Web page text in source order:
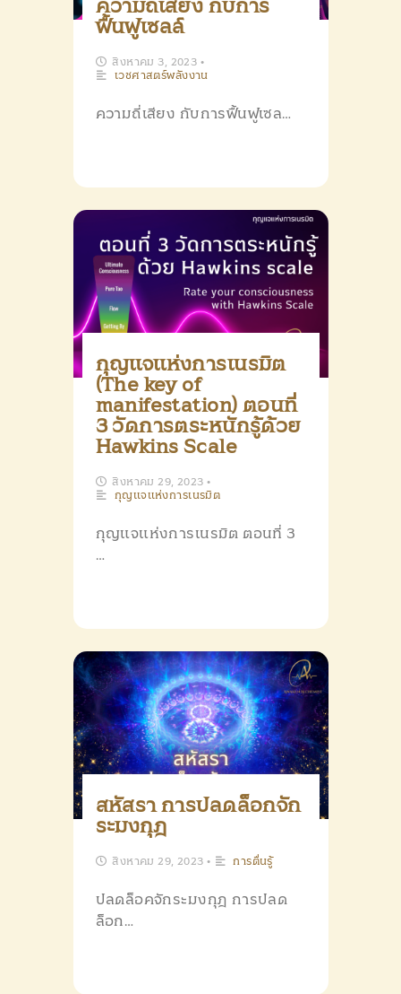
ความถี่เสียง กับการ
ฟื้นฟูเซลล์
สิงหาคม 3, 2023 •
เวชศาสตร์พลังงาน
ความถี่เสียง กับการฟื้นฟูเซล…
กุญแจแห่งการเนรมิต
(The key of
manifestation) ตอนที่
3 วัดการตระหนักรู้ด้วย
Hawkins Scale
สิงหาคม 29, 2023 •
กุญแจแห่งการเนรมิต
กุญแจแห่งการเนรมิต ตอนที่ 3
…
สหัสรา การปลดล็อกจัก
ระมงกุฎ
สิงหาคม 29, 2023 • การตื่นรู้
ปลดล็อคจักระมงกุฎ การปลด
ล็อก…